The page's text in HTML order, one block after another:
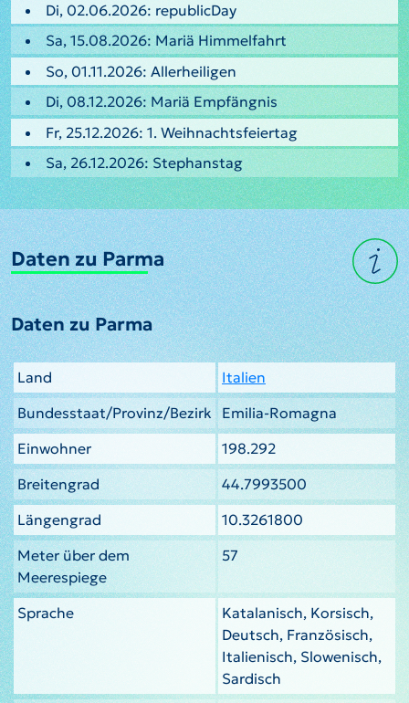
Di, 02.06.2026: republicDay
Sa, 15.08.2026: Mariä Himmelfahrt
So, 01.11.2026: Allerheiligen
Di, 08.12.2026: Mariä Empfängnis
Fr, 25.12.2026: 1. Weihnachtsfeiertag
Sa, 26.12.2026: Stephanstag
Daten zu Parma
Daten zu Parma
Land
Italien
Bundesstaat/Provinz/Bezirk
Emilia-Romagna
Einwohner
198.292
Breitengrad
44.7993500
Längengrad
10.3261800
Meter über dem
Meerespiege
57
Sprache
Katalanisch, Korsisch,
Deutsch, Französisch,
Italienisch, Slowenisch,
Sardisch